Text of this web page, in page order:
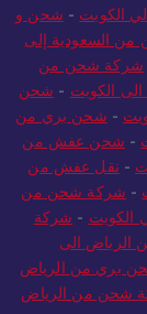
الكويت - شحن و
السعودية إلى
شركة شحن من
الكويت - شحن
- شحن بري من
- شحن عفش من
- نقل عفش من
- شركة شحن من
- شركة
الى
بري من الرياض
شحن من الرياض